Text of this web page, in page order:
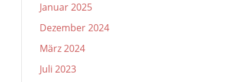
Januar 2025
Dezember 2024
März 2024
Juli 2023